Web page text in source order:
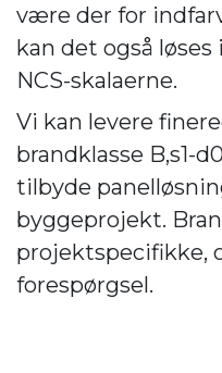
være der for
kan det også løses
NCS-skalaerne.
Vi kan levere
brandklasse B,s1-
tilbyde
byggeprojekt.
projektspecifikke,
forespørgsel.